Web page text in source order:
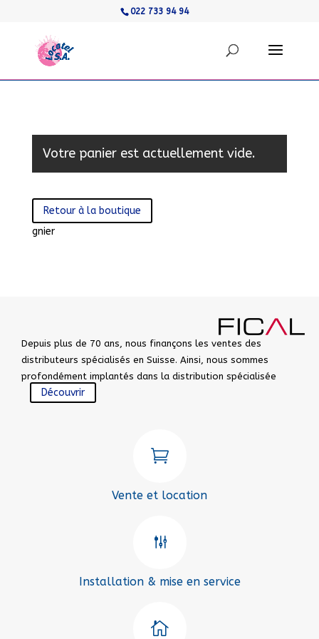
022 733 94 94
Votre panier est actuellement vide.
Retour à la boutique
gnier
Depuis plus de 70 ans, nous finançons les ventes des
distributeurs spécialisés en Suisse. Ainsi, nous sommes
profondément implantés dans la distribution spécialisée
Découvrir

Vente et location
g
Installation & mise en service
